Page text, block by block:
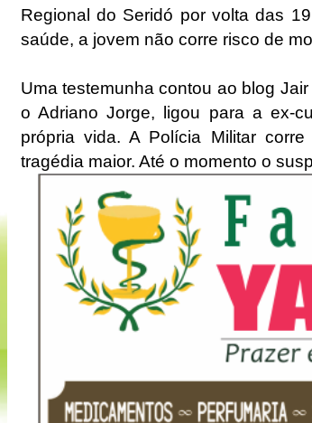
Regional do Seridó por volta das
saúde, a jovem não corre risco de
Uma testemunha contou ao blog
o Adriano Jorge, ligou para a ex-
própria vida. A Polícia Militar
tragédia maior. Até o momento o